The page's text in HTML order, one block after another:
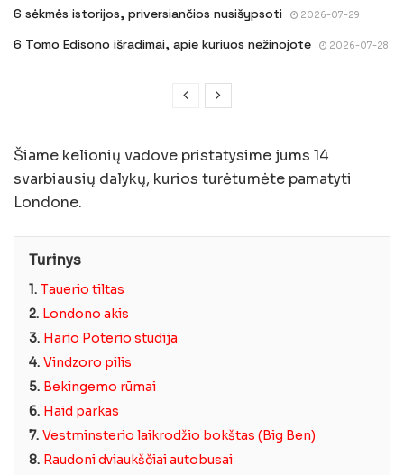
6 sėkmės istorijos, priversiančios nusišypsoti 2026-07-29
6 Tomo Edisono išradimai, apie kuriuos nežinojote 2026-07-28
Šiame kelionių vadove pristatysime jums 14
svarbiausių dalykų, kurios turėtumėte pamatyti
Londone.
Turinys
1. Tauerio tiltas
2. Londono akis
3. Hario Poterio studija
4. Vindzoro pilis
5. Bekingemo rūmai
6. Haid parkas
7. Vestminsterio laikrodžio bokštas (Big Ben)
8. Raudoni dviaukščiai autobusai